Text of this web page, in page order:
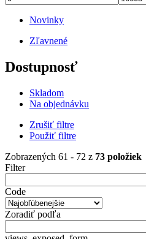
Novinky
Zľavnené
Dostupnosť
Skladom
Na objednávku
Zrušiť filtre
Použiť filtre
Zobrazených 61 - 72 z 73 položiek
Filter
Code
Zoradiť podľa